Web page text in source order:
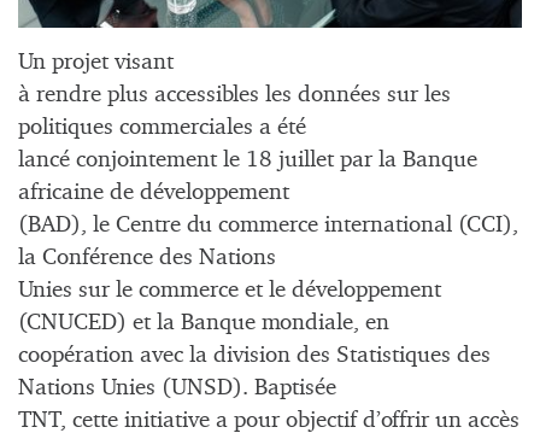
Un projet visant
à rendre plus accessibles les données sur les
politiques commerciales a été
lancé conjointement le 18 juillet par la Banque
africaine de développement
(BAD), le Centre du commerce international (CCI),
la Conférence des Nations
Unies sur le commerce et le développement
(CNUCED) et la Banque mondiale, en
coopération avec la division des Statistiques des
Nations Unies (UNSD). Baptisée
TNT, cette initiative a pour objectif d’offrir un accès